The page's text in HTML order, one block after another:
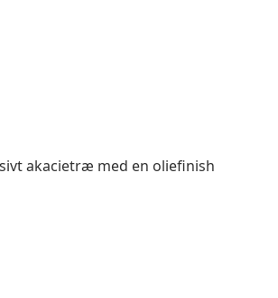
akacietræ med en oliefinish